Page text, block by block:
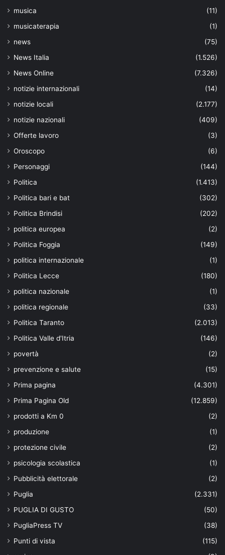
musica
(11)
musicaterapia
(1)
news
(75)
News Italia
(1.526)
News Online
(7.326)
notizie internazionali
(14)
notizie locali
(2.177)
notizie nazionali
(409)
Offerte lavoro
(3)
Oroscopo
(6)
Personaggi
(144)
Politica
(1.413)
Politica bari e bat
(302)
Politica Brindisi
(202)
politica europea
(2)
Politica Foggia
(149)
politica internazionale
(1)
Politica Lecce
(180)
politica nazionale
(1)
politica regionale
(33)
Politica Taranto
(2.013)
Politica Valle d'Itria
(146)
povertà
(2)
prevenzione e salute
(15)
Prima pagina
(4.301)
Prima Pagina Old
(12.859)
prodotti a Km 0
(2)
produzione
(1)
protezione civile
(2)
psicologia scolastica
(1)
Pubblicità elettorale
(2)
Puglia
(2.331)
PUGLIA DI GUSTO
(50)
PugliaPress TV
(38)
Punti di vista
(115)